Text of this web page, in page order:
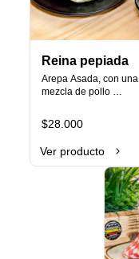
Reina pepiada
Arepa Asada, con una
mezcla de pollo
salsa de la casa.
$28.000
Ver producto